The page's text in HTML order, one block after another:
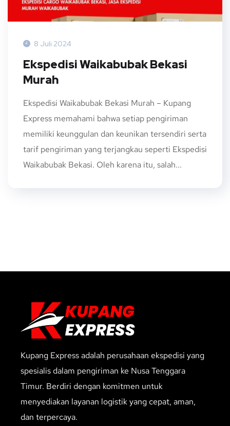
8 Juli 2024
Ekspedisi Waikabubak Bekasi
Murah
Ekspedisi Waikabubak Bekasi Murah – Kupang
Express memahami bahwa setiap pengiriman
memiliki keunggulan dan keunikan tersendiri serta
tarif pengiriman yang terjangkau seperti Ekspedisi
Waikabubak Bekasi. Oleh karena itu, salah...
Kupang Express adalah perusahaan ekspedisi yang
spesialis dalam pengiriman ke Nusa Tenggara
Timur. Berdiri dengan komitmen untuk
menyediakan layanan logistik yang cepat, aman,
dan terpercaya.